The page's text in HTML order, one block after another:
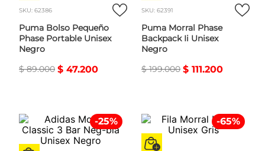
SKU: 62386
Puma Bolso Pequeño
Phase Portable Unisex
Negro
$ 89.000 $ 47.200
SKU: 62391
Puma Morral Phase
Backpack Ii Unisex
Negro
$ 199.000 $ 111.200
-25% -65%